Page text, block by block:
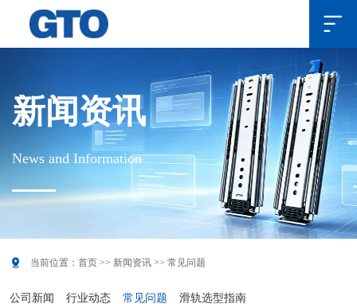

新闻资讯
News and Information
公司新闻 行业动态 常见问题 滑轨选型指南
 当前位置： 首页 >> 新闻资讯 >> 常见问题